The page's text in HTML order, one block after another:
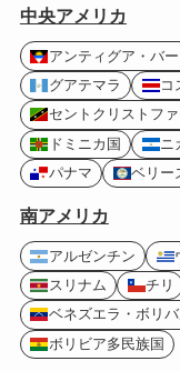
中央アメリカ
アンティグア・バ
グアテマラ
コ
セントクリストフ
ドミニカ国
ニ
パナマ
ベリー
南アメリカ
アルゼンチン
スリナム
チリ
ベネズエラ・ボリ
ボリビア多民族国